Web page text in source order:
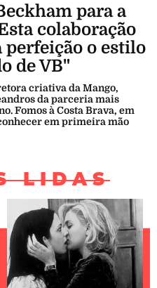
para a
colaboração
perfeição o estilo
de VB"
criativa da Mango,
da parceria mais
Fomos à Costa Brava, em
em primeira mão
LIDAS